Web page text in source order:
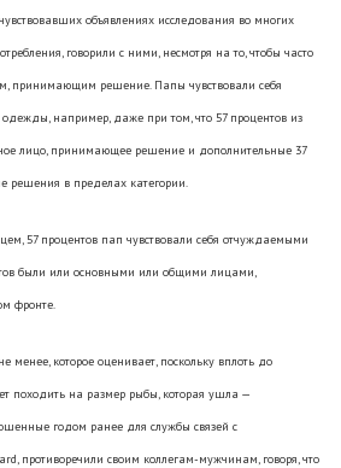
объявлениях исследования во многих
говорили с ними, несмотря на то, чтобы часто
принимающим решение. Папы чувствовали себя
например, даже при том, что 57 процентов из
лицо, принимающее решение и дополнительные 37
решения в пределах категории.
57 процентов пап чувствовали себя отчуждаемыми
были или основными или общими лицами,
фронте.
менее, которое оценивает, поскольку вплоть до
походить на размер рыбы, которая ушла —
годом ранее для службы связей с
противоречили своим коллегам-мужчинам, говоря, что